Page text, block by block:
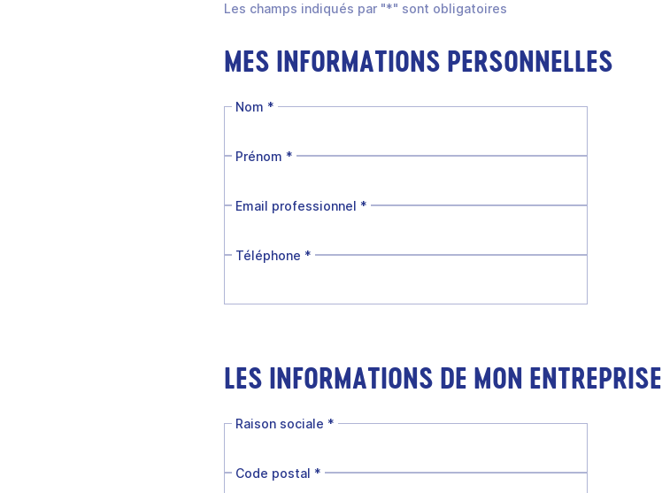
Les champs indiqués par "*" sont obligatoires
MES INFORMATIONS PERSONNELLES
Nom *
Prénom *
Email professionnel *
Téléphone *
LES INFORMATIONS DE MON ENTREPRISE
Raison sociale *
Code postal *